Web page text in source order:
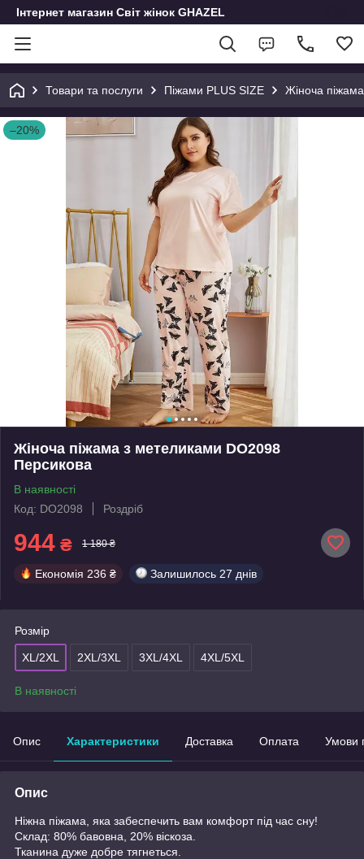
Інтернет магазин Світ жінок GHAZEL
Товари та послуги Піжами PLUS SIZE Жіноча
–20%
Жіноча піжама з метеликами DO2098
Персикова
В наявності
Код: DO2098
Роздріб
944 ₴ 1 180 ₴
Економія 236 ₴ Залишилось 27 днів
Розмір
XL/2XL 2XL/3XL 3XL/4XL 4XL/5XL
В наявності
Опис Характеристики Доставка Оплата Умови
Опис
Ніжна піжама, яка забеспечить вам комфорт під час сну!
Склад: 80% бавовна, 20% віскоза.
Тканина дуже добре тягнеться.